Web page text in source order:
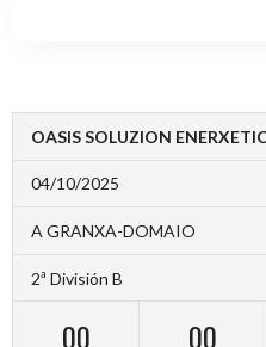
OASIS SOLUZION
04/10/2025
A GRANXA-DOMAIO
2ª División B
00 00